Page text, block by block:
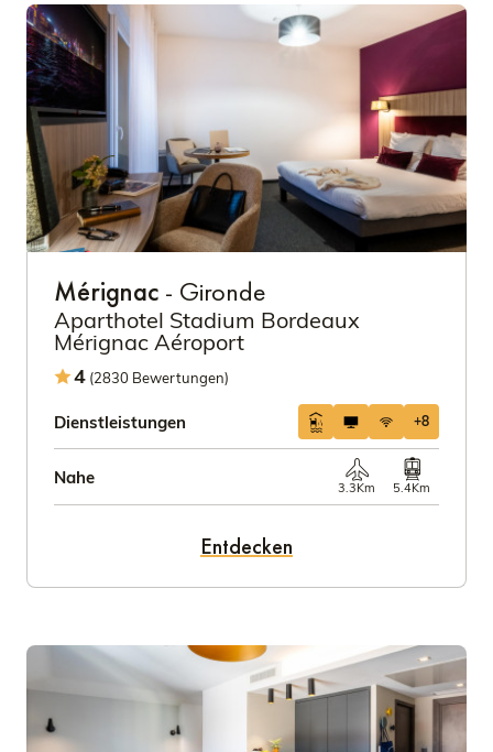
Mérignac - Gironde
Aparthotel Stadium Bordeaux
Mérignac Aéroport
4 (2830 Bewertungen)
Dienstleistungen +8
Nahe
3.3Km 5.4Km
Entdecken